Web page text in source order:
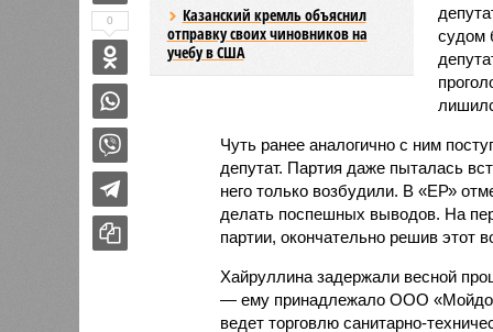
Казанский кремль объяснил
отправку своих чиновников на
учебу в США
судом
Чуть ранее аналогично с ним
депутат. Партия даже пыталась
него только возбудили. В «ЕР»
делать поспешных выводов. На
партии, окончательно решив этот
Хайруллина задержали весной
— ему принадлежало ООО
ведет торговлю санитарно-
0